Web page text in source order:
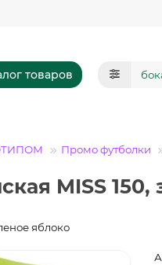
товаров
Промо футболки
MISS
яблоко